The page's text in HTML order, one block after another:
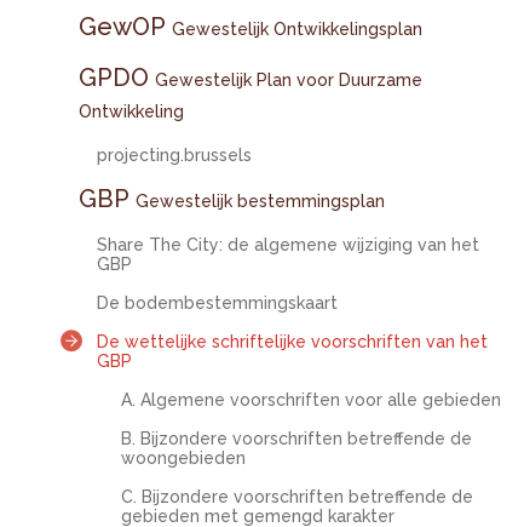
GewOP Gewestelijk Ontwikkelingsplan
GPDO Gewestelijk Plan voor Duurzame
Ontwikkeling
projecting.brussels
GBP Gewestelijk bestemmingsplan
Share The City: de algemene wijziging van het
GBP
De bodembestemmingskaart
De wettelijke schriftelijke voorschriften van het
GBP
A. Algemene voorschriften voor alle gebieden
B. Bijzondere voorschriften betreffende de
woongebieden
C. Bijzondere voorschriften betreffende de
gebieden met gemengd karakter